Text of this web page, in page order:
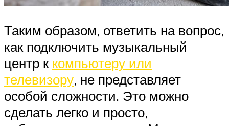
Таким образом, ответить на вопрос,
как подключить музыкальный
центр к компьютеру или
телевизору, не представляет
особой сложности. Это можно
сделать легко и просто,